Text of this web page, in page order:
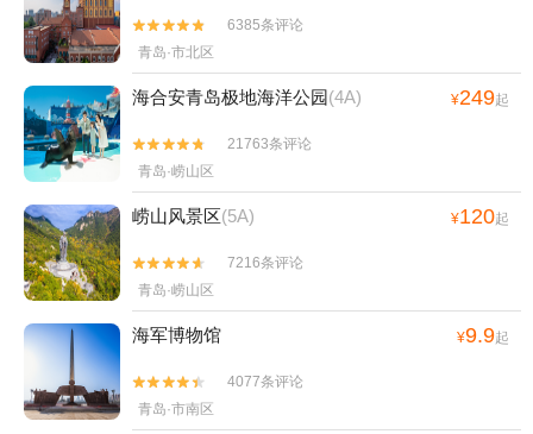


6385条评论
青岛·市北区
海合安青岛极地海洋公园(4A) ¥249起


21763条评论
青岛·崂山区
崂山风景区(5A) ¥120起


7216条评论
青岛·崂山区
海军博物馆 ¥9.9起


4077条评论
青岛·市南区